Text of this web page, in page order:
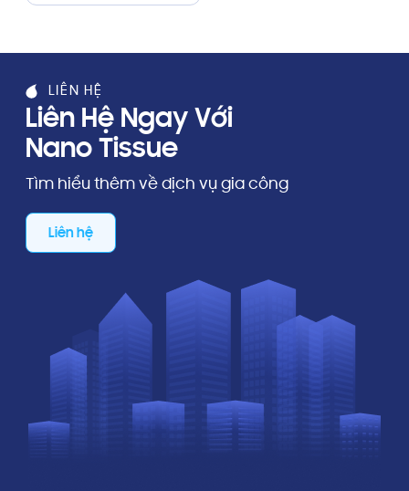
LIÊN HỆ
Liên Hệ Ngay Với
Nano Tissue
Tìm hiểu thêm về dịch vụ gia công
Liên hệ